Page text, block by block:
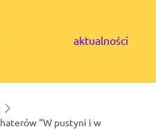
aktualności
“W pustyni i w